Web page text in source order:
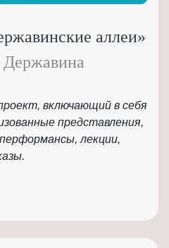
аллеи»
Державина
включающий в себя
представления,
лекции,